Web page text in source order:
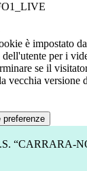
è impostato
dell'utente per i
se il
vecchia versione
preferenze
“CARRARA-